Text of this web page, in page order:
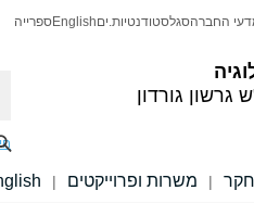
גרשון גורדון
החברהסגלסטודנטיות.יםEnglishספרייה
| משרות ופרוייקטים |